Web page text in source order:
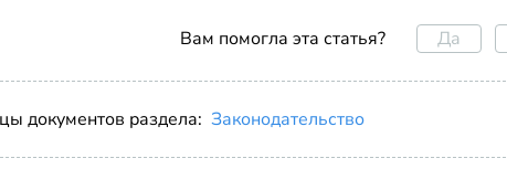
Вам помогла эта статья? Да
документов раздела: Законодательство